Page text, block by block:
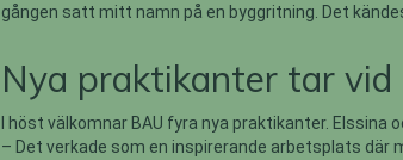
gången satt mitt namn på en byggritning. Det
Nya praktikanter tar vid
I höst välkomnar BAU fyra nya praktikanter. Elssina
– Det verkade som en inspirerande arbetsplats där